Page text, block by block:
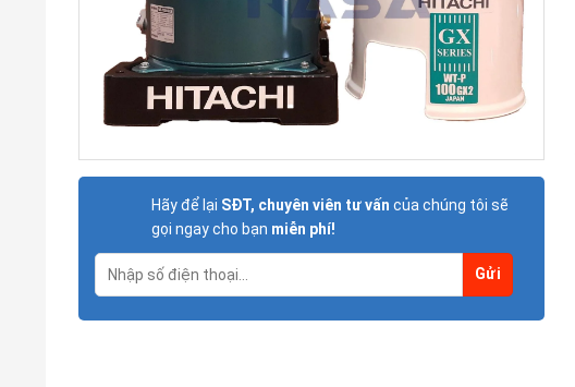
Hãy để lại SĐT, chuyên viên tư vấn của chúng tôi sẽ
gọi ngay cho bạn miễn phí!